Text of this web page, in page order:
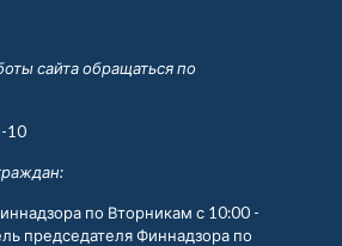
сайта обращаться по
10
по Вторникам с 10:00 -
председателя Финнадзора по